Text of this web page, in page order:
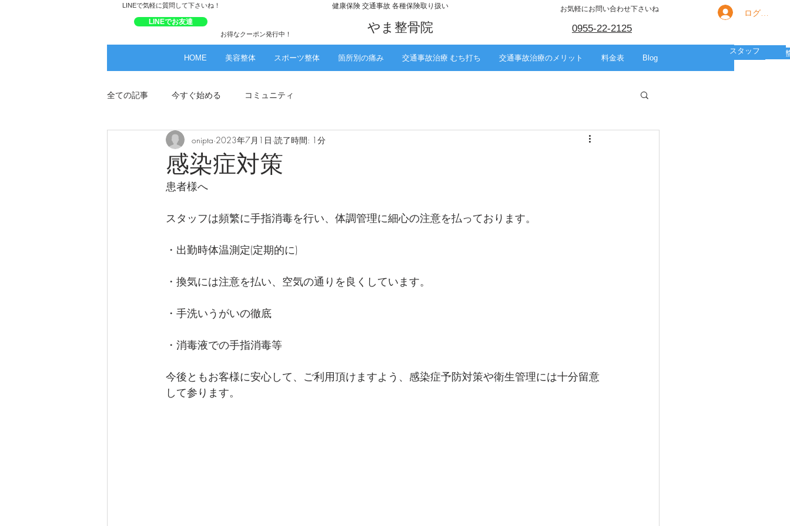
​LINEで気軽に質問して下さいね！
LINEでお友達
お得なクーポン発行中！
​健康保険 交通事故 各種保険取り扱い
​やま整骨院
お気軽にお問い合わせ下さいね
0955-22-2125
ログイン
HOME 美容整体 スポーツ整体 箇所別の痛み 交通事故治療 むち打ち 交通事故治療のメリット 料金表 Blog
スポーツ
美容整体
箇所別の痛み
HOME
スタッフ
全ての記事 今すぐ始める コミュニティ
感染症対策
onipta 2023年7月1日 読了時間: 1分
患者様へ
スタッフは頻繁に手指消毒を行い、体調管理に細心の注意を払っております。
・出勤時体温測定(定期的に)
・換気には注意を払い、空気の通りを良くしています。
・手洗いうがいの徹底
・消毒液での手指消毒等
今後ともお客様に安心して、ご利用頂けますよう、感染症予防対策や衛生管理には十分留意
して参ります。